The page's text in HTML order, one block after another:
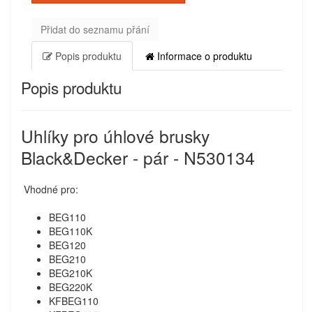
Přidat do seznamu přání
Popis produktu
Informace o produktu
Popis produktu
Uhlíky pro úhlové brusky
Black&Decker - pár - N530134
Vhodné pro:
BEG110
BEG110K
BEG120
BEG210
BEG210K
BEG220K
KFBEG110